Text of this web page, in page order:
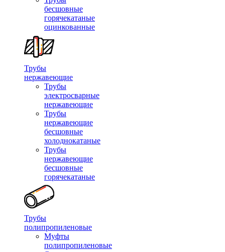
бесшовные
горячекатаные
оцинкованные
Трубы
нержавеющие
Трубы
электросварные
нержавеющие
Трубы
нержавеющие
бесшовные
холоднокатаные
Трубы
нержавеющие
бесшовные
горячекатаные
Трубы
полипропиленовые
Муфты
полипропиленовые